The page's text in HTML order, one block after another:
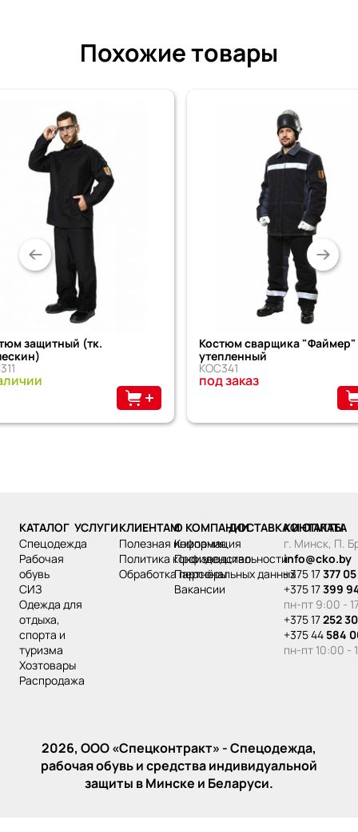
Похожие товары
защитный (тк.
Костюм сварщика "Файмер"
утепленный
КОС341
под заказ
КАТАЛОГ
спецодежда
рабочая
обувь
СИЗ
одежда для
отдыха,
спорта и
туризма
хозтовары
распродажа
УСЛУГИКЛИЕНТАМ
Полезная информация
Политика конфиденциальности
Обработка персональных данных
О КОМПАНИИ
Компания
Производство
Партнёры
Вакансии
ДОСТАВКА И ОПЛАТА
КОНТАКТЫ
г. Минск, П.
info@cko.by
+375 17377
+375 17399
пн-пт 9:00 -
+375 17252
+375 44 584
пн-пт 10:00 -
2026, ООО «‎Спецконтракт» - Спецодежда,
рабочая обувь и средства индивидуальной
защиты в Минске и Беларуси.